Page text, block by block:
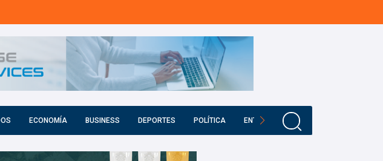
ECONOMÍA BUSINESS DEPORTES POLÍTICA ENTRETENIMIENTO